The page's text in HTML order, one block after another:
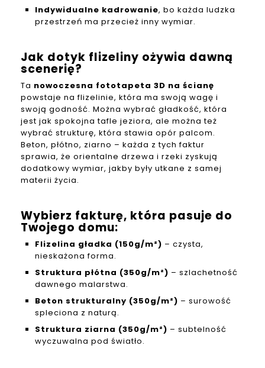
Indywidualne kadrowanie, bo każda ludzka
przestrzeń ma przecież inny wymiar.
Jak dotyk flizeliny ożywia dawną
scenerię?
Ta nowoczesna fototapeta 3D na ścianę
powstaje na flizelinie, która ma swoją wagę i
swoją godność. Można wybrać gładkość, która
jest jak spokojna tafle jeziora, ale można też
wybrać strukturę, która stawia opór palcom.
Beton, płótno, ziarno – każda z tych faktur
sprawia, że orientalne drzewa i rzeki zyskują
dodatkowy wymiar, jakby były utkane z samej
materii życia.
Wybierz fakturę, która pasuje do
Twojego domu:
Flizelina gładka (150g/m²) – czysta,
nieskażona forma.
Struktura płótna (350g/m²) – szlachetność
dawnego malarstwa.
Beton strukturalny (350g/m²) – surowość
spleciona z naturą.
Struktura ziarna (350g/m²) – subtelność
wyczuwalna pod światło.